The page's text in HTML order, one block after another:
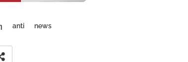
anti news